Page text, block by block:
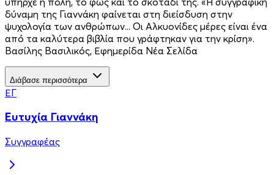
δύναμη της Γιαννάκη φαίνεται στη διείσδυση στην
ψυχολογία των ανθρώπων... Οι Αλκυονίδες μέρες είναι ένα
από τα καλύτερα βιβλία που γράφτηκαν για την κρίση».
Βασίλης Βασιλικός, Εφημερίδα Νέα Σελίδα
Διάβασε περισσότερα
ΕΓ
Ευτυχία Γιαννάκη
Συγγραφέας